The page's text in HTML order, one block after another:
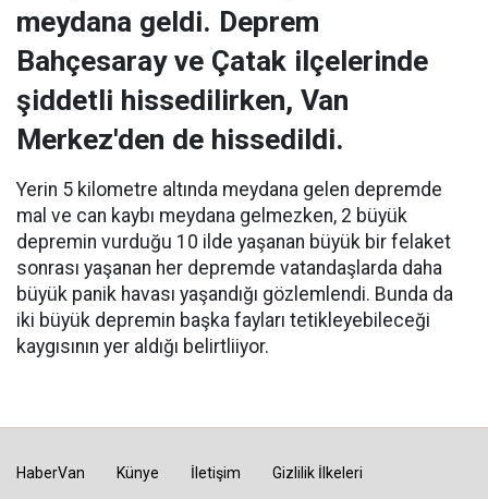
meydana geldi. Deprem
Bahçesaray ve Çatak ilçelerinde
şiddetli hissedilirken, Van
Merkez'den de hissedildi.
Yerin 5 kilometre altında meydana gelen depremde
mal ve can kaybı meydana gelmezken, 2 büyük
depremin vurduğu 10 ilde yaşanan büyük bir felaket
sonrası yaşanan her depremde vatandaşlarda daha
büyük panik havası yaşandığı gözlemlendi. Bunda da
iki büyük depremin başka fayları tetikleyebileceği
kaygısının yer aldığı belirtliiyor.
HaberVan Künye İletişim Gizlilik İlkeleri